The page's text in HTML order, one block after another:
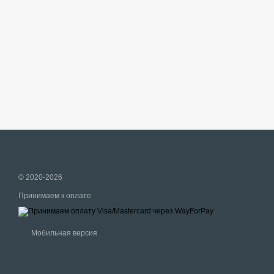
© 2020-2026
Принимаем к оплате
Мобильная версия